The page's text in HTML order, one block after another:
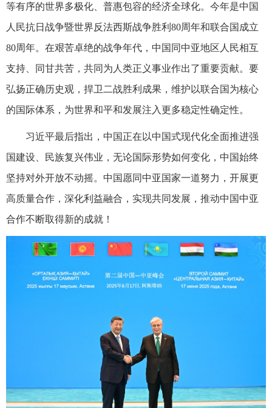
等有序的世界多极化、普惠包容的经济全球化。今年是中国
人民抗日战争暨世界反法西斯战争胜利80周年和联合国成立
80周年。在艰苦卓绝的战争年代，中国同中亚地区人民相互
支持、同甘共苦，共同为人类正义事业作出了重要贡献。要
弘扬正确历史观，捍卫二战胜利成果，维护以联合国为核心
的国际体系，为世界和平和发展注入更多稳定性确定性。
习近平最后指出，中国正在以中国式现代化全面推进强
国建设、民族复兴伟业，无论国际形势如何变化，中国始终
坚持对外开放不动摇。中国愿同中亚国家一道努力，开展更
高质量合作，深化利益融合，实现共同发展，推动中国中亚
合作不断取得新的成就！